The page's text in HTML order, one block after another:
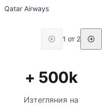
Qatar Airways
1 от 2
+ 500k
Изтегляния на